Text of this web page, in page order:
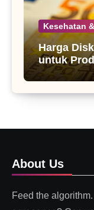
Kesehatan
Harga
untuk
About Us
Feed the